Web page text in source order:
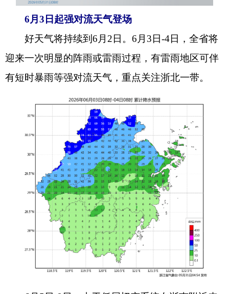
6月3日起强对流天气登场
好天气将持续到6月2日。6月3 日-4日，全省将
迎来一次明显的阵雨或雷雨过程，有雷雨地区可伴
有短时暴雨等强对流天气，重点关注浙北一带。